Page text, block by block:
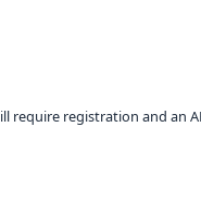
require registration and an